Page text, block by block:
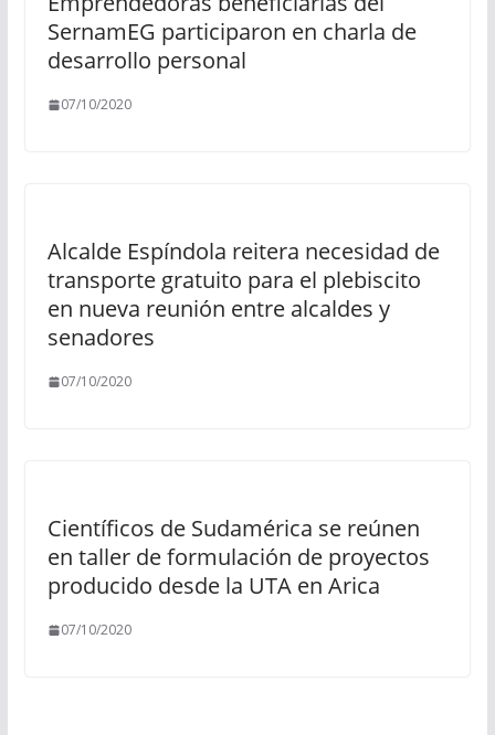
SernamEG participaron en charla de
desarrollo personal
07/10/2020
Alcalde Espíndola reitera necesidad de
transporte gratuito para el plebiscito
en nueva reunión entre alcaldes y
senadores
07/10/2020
Científicos de Sudamérica se reúnen
en taller de formulación de proyectos
producido desde la UTA en Arica
07/10/2020